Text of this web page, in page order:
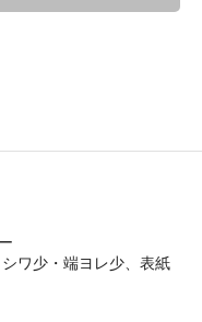
ワ少・端ヨレ少、表紙